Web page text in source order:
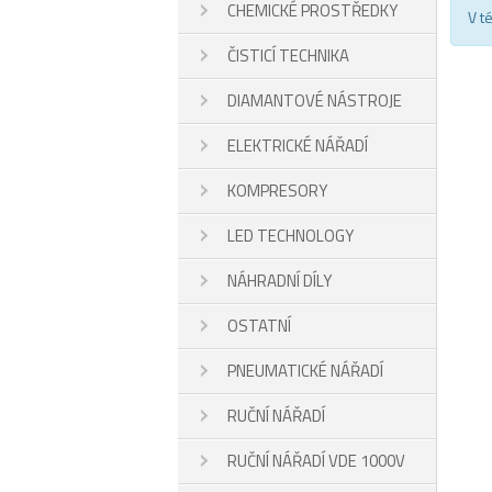
CHEMICKÉ PROSTŘEDKY
ČISTICÍ TECHNIKA
DIAMANTOVÉ NÁSTROJE
ELEKTRICKÉ NÁŘADÍ
KOMPRESORY
LED TECHNOLOGY
NÁHRADNÍ DÍLY
OSTATNÍ
PNEUMATICKÉ NÁŘADÍ
RUČNÍ NÁŘADÍ
RUČNÍ NÁŘADÍ VDE 1000V
V